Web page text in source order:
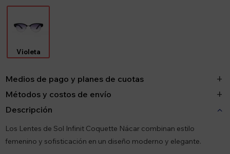
Violeta
Medios de pago y planes de cuotas
Métodos y costos de envío
Descripción
Los Lentes de Sol Infinit Coquette Nácar combinan estilo
femenino y sofisticación en un diseño moderno y elegante.